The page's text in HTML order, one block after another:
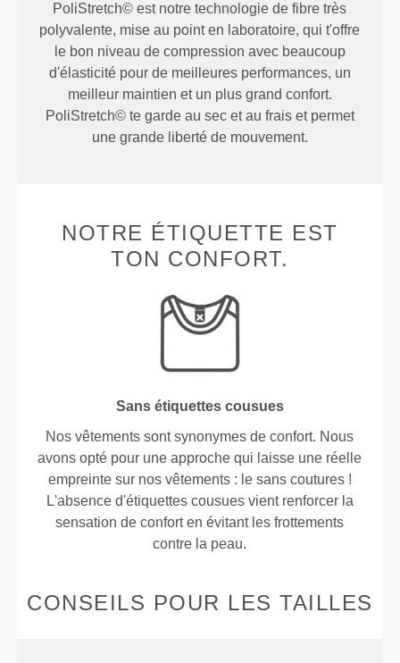
PoliStretch© est notre technologie de fibre très
polyvalente, mise au point en laboratoire, qui t'offre
le bon niveau de compression avec beaucoup
d'élasticité pour de meilleures performances, un
meilleur maintien et un plus grand confort.
PoliStretch© te garde au sec et au frais et permet
une grande liberté de mouvement.
NOTRE ÉTIQUETTE EST
TON CONFORT.
Sans étiquettes cousues
Nos vêtements sont synonymes de confort. Nous
avons opté pour une approche qui laisse une réelle
empreinte sur nos vêtements : le sans coutures !
L'absence d'étiquettes cousues vient renforcer la
sensation de confort en évitant les frottements
contre la peau.
CONSEILS POUR LES TAILLES